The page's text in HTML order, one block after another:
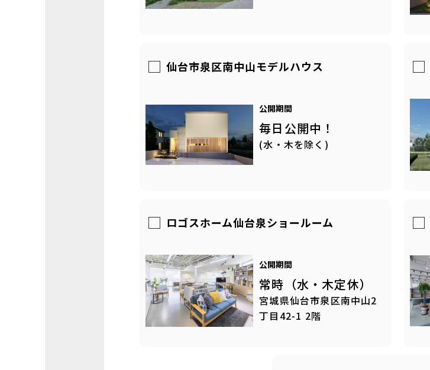
仙台市泉区南中山モデルハウス
公開期間
毎日公開中！
(水・木を除く)
ロゴスホーム仙台泉ショールーム
公開期間
常時（水・木定休）
宮城県仙台市泉区南中山2
丁目42-1 2階